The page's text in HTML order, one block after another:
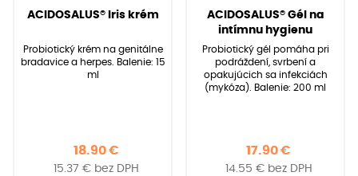
5.00
základe
zákazníckych
recenzií
6recenzií zákazníkov)
ACIDOSALUS® Iris krém
Probiotický krém na genitálne
bradavice a herpes. Balenie: 15
ml
18.90€
15.37 €bez DPH
4.67
z 5 na
základe
zákazníckych
recenzií
recenzií zákazníkov)
ACIDOSALUS® Gél na
intímnu hygienu
Probiotický gél pomáha pri
podráždení, svrbení a
opakujúcich sa infekciách
(mykóza). Balenie: 200 ml
17.90€
14.55 €bez DPH